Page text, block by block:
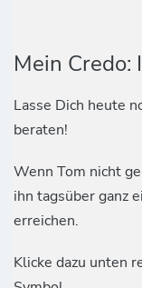
Mein Credo:
Lasse Dich heute
beraten!
Wenn Tom nicht
ihn tagsüber ganz
erreichen.
Klicke dazu unten